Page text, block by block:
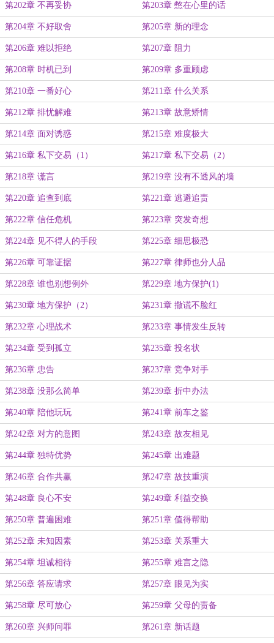
第202章 不再妥协 第203章 憋在心里的话
第204章 不好取舍 第205章 新的理念
第206章 难以拒绝 第207章 阻力
第208章 时机已到 第209章 多重顾虑
第210章 一番好心 第211章 什么关系
第212章 排忧解难 第213章 故意矫情
第214章 面对诱惑 第215章 难度极大
第216章 私下交易（1） 第217章 私下交易（2）
第218章 谎言 第219章 没有不透风的墙
第220章 追查到底 第221章 逃避追责
第222章 信任危机 第223章 突发奇想
第224章 见不得人的手段 第225章 细思极恐
第226章 可靠证据 第227章 律师也分人品
第228章 谁也别想例外 第229章 地方保护(1)
第230章 地方保护（2） 第231章 撒谎不脸红
第232章 心理战术 第233章 事情发生反转
第234章 受到孤立 第235章 投名状
第236章 忠告 第237章 竞争对手
第238章 没那么简单 第239章 折中办法
第240章 陪他玩玩 第241章 前车之鉴
第242章 对方的意图 第243章 故友相见
第244章 独特优势 第245章 出难题
第246章 合作共赢 第247章 故技重演
第248章 良心不安 第249章 利益交换
第250章 普遍困难 第251章 值得帮助
第252章 未知因素 第253章 关系重大
第254章 坦诚相待 第255章 难言之隐
第256章 答应请求 第257章 眼见为实
第258章 尽可放心 第259章 父母的责备
第260章 兴师问罪 第261章 新话题